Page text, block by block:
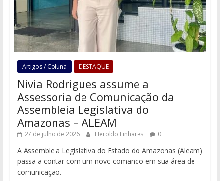
Artigos / Coluna DESTAQUE
Nivia Rodrigues assume a
Assessoria de Comunicação da
Assembleia Legislativa do
Amazonas – ALEAM
27 de julho de 2026 Heroldo Linhares 0
A Assembleia Legislativa do Estado do Amazonas (Aleam)
passa a contar com um novo comando em sua área de
comunicação.